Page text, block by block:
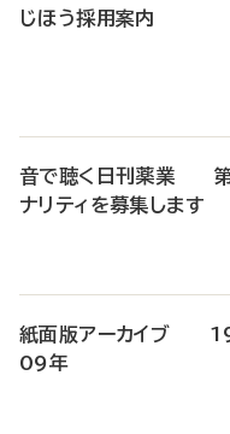
じほう採用案内
音で聴く日刊薬業 第
ナリティを募集します
紙面版アーカイブ
09年